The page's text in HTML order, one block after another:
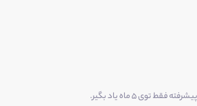
فقط توی ۵ ماه یاد بگیر.